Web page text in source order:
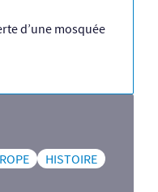
d’une mosquée
HISTOIRE